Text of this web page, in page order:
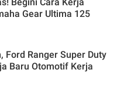
Gear Ultima 125
Ford Ranger Super Duty
Baru Otomotif Kerja